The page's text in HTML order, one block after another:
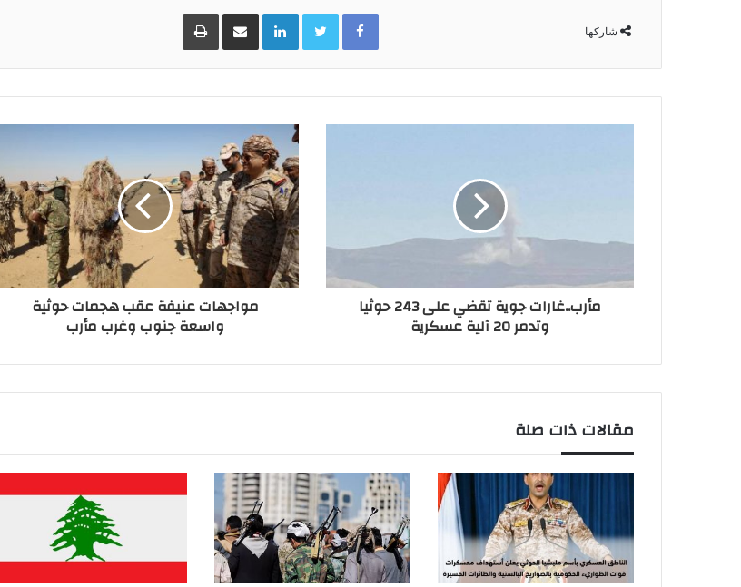
شاركها
Facebook
Twitter
LinkedInمشاركة عبر البريد طباعة
مأرب..غارات جوية تقضي على 243 حوثيا
وتدمر 20 آلية عسكرية
مواجهات عنيفة عقب هجمات حوثية
واسعة جنوب وغرب مأرب
مقالات ذات صلة